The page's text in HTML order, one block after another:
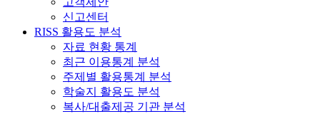
신고센터
RISS 활용도 분석
자료 현황 통계
최근 이용통계 분석
주제별 활용통계 분석
학술지 활용도 분석
복사/대출제공 기관 분석